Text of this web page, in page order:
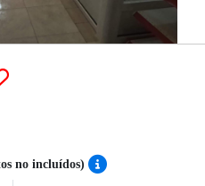
no incluídos)